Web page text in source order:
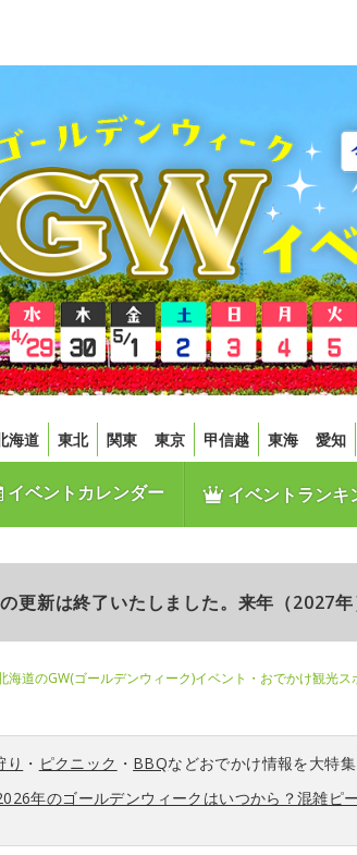
海道 東北 関東 東京 甲信越 東海 愛知
イベントカレンダー イベントランキ
更新は終了いたしました。来年（2027年
海道のGW(ゴールデンウィーク)イベント・おでかけ観光ス
り ・ ピクニック ・ BBQなどおでかけ情報を大特集
年のゴールデンウィークはいつから？混雑ピ